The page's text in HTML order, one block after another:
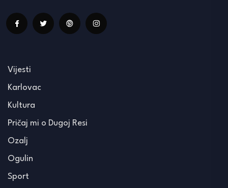
Vijesti
Karlovac
Kultura
Pričaj mi o Dugoj Resi
Ozalj
Ogulin
Sport